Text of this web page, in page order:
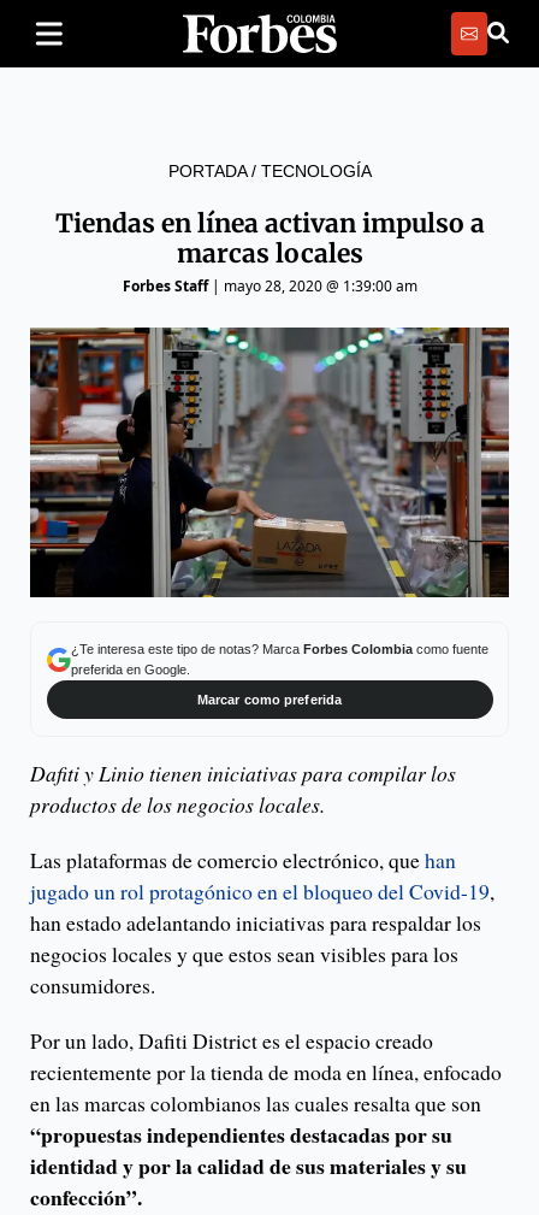
PORTADA/ TECNOLOGÍA
Tiendas en línea activan impulso a
marcas locales
Forbes Staff| mayo 28, 2020 @ 1:39:00 am
¿Te interesa este tipo de notas? Marca Forbes Colombiacomo fuente
preferida en Google.
Marcar como preferida
Dafiti y Linio tienen iniciativas para compilar los
productos de los negocios locales.
Las plataformas de comercio electrónico, quehan
jugado un rol protagónico en el bloqueo del Covid-19,
han estado adelantando iniciativas para respaldar los
negocios locales y que estos sean visibles para los
consumidores.
Por un lado, Dafiti District es el espacio creado
recientemente por la tienda de moda en línea, enfocado
en las marcas colombianos las cuales resalta que son
“propuestas independientes destacadas por su
identidad y por la calidad de sus materiales y su
confección”.